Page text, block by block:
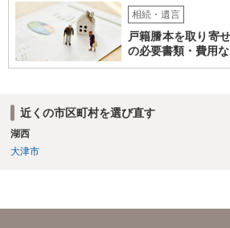
相続・遺言
戸籍謄本を取り寄
の必要書類・費用
近くの市区町村を選び直す
湖西
大津市